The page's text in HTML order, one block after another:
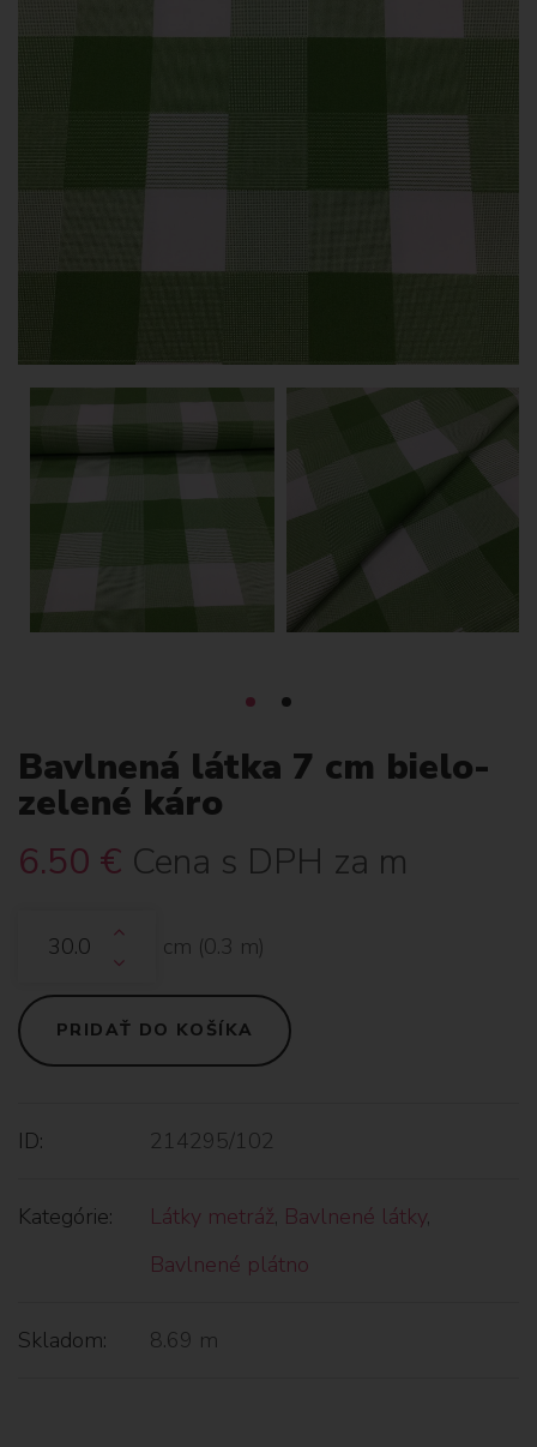
Bavlnená látka 7 cm bielo-
zelené káro
6.50 € Cena s DPH za m
cm (0.3 m)
PRIDAŤ DO KOŠÍKA
ID: 214295/102
Kategórie: Látky metráž, Bavlnené látky,
Bavlnené plátno
Skladom: 8.69 m